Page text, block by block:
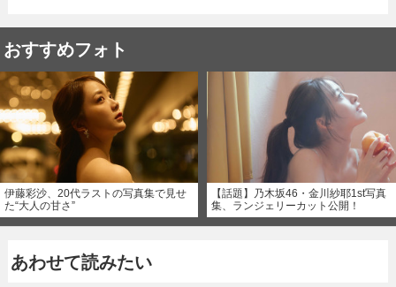
おすすめフォト
伊藤彩沙、20代ラストの写真集で見せ
た“大人の甘さ”
【話題】乃木坂46・金川紗耶1st写真
集、ランジェリーカット公開！
あわせて読みたい